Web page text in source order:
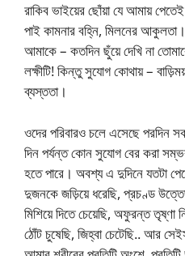
রাকিব ভাইয়ের ছোঁয়া যে আমায়
পাই কামনার বহ্নি, মিলনের
আমাকে – কতদিন ছুঁয়ে দেখি না
লক্ষীটি! কিন্তু সুযোগ কোথায় –
ব্যস্ততা।
ওদের পরিবারও চলে এসেছে পরদিন
দিন পর্যন্ত কোন সুযোগ বের করা
হতে পারে। অবশ্য এ দুদিনে যতটা
দুজনকে জড়িয়ে ধরেছি, প্রচণ্ড
মিশিয়ে দিতে চেয়েছি, অফুরন্ত
ঠোঁট চুষেছি, জিহ্বা চেটেছি.. আর